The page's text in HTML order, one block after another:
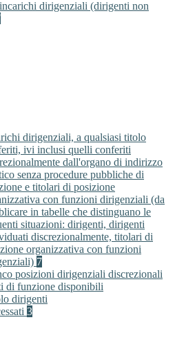
dirigenziali (dirigenti non
dirigenziali, a qualsiasi titolo
ivi inclusi quelli conferiti
dall'organo di indirizzo
senza procedure pubbliche di
e titolari di posizione
con funzioni dirigenziali (da
in tabelle che distinguano le
situazioni: dirigenti, dirigenti
discrezionalmente, titolari di
organizzativa con funzioni
7
posizioni dirigenziali discrezionali
di funzione disponibili
dirigenti
3